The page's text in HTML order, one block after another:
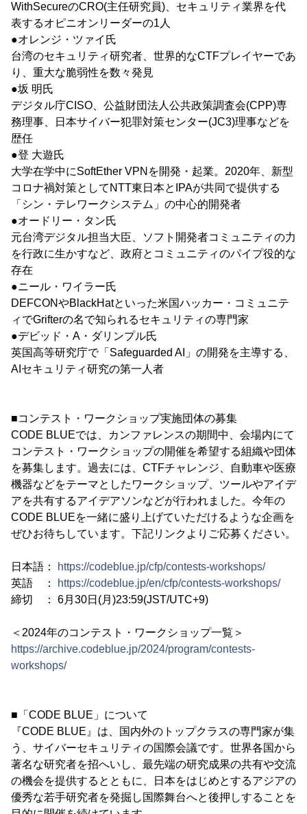
WithSecureのCRO(主任研究員)、セキュリティ業界を代
表するオピニオンリーダーの1人
●オレンジ・ツァイ氏
台湾のセキュリティ研究者、世界的なCTFプレイヤーであ
り、重大な脆弱性を数々発見
●坂 明氏
デジタル庁CISO、公益財団法人公共政策調査会(CPP)専
務理事、日本サイバー犯罪対策センター(JC3)理事などを
歴任
●登 大遊氏
大学在学中にSoftEther VPNを開発・起業。2020年、新型
コロナ禍対策としてNTT東日本とIPAが共同で提供する
「シン・テレワークシステム」の中心的開発者
●オードリー・タン氏
元台湾デジタル担当大臣、ソフト開発者コミュニティの力
を行政に生かすなど、政府とコミュニティのパイプ役的な
存在
●ニール・ワイラー氏
DEFCONやBlackHatといった米国ハッカー・コミュニテ
ィでGrifterの名で知られるセキュリティの専門家
●デビッド・A・ダリンプル氏
英国高等研究庁で「Safeguarded AI」の開発を主導する、
AIセキュリティ研究の第一人者
■コンテスト・ワークショップ実施団体の募集
CODE BLUEでは、カンファレンスの期間中、会場内にて
コンテスト・ワークショップの開催を希望する組織や団体
を募集します。過去には、CTFチャレンジ、自動車や医療
機器などをテーマとしたワークショップ、ツールやアイデ
アを共有するアイデアソンなどが行われました。今年の
CODE BLUEを一緒に盛り上げていただけるような企画を
ぜひお待ちしています。下記リンクよりご応募ください。
日本語：
https://codeblue.jp/cfp/contests-workshops/
英語 ：
https://codeblue.jp/en/cfp/contests-workshops/
締切 ： 6月30日(月)23:59(JST/UTC+9)
＜2024年のコンテスト・ワークショップ一覧＞
https://archive.codeblue.jp/2024/program/contests-
workshops/
■「CODE BLUE」について
『CODE BLUE』は、国内外のトップクラスの専門家が集
う、サイバーセキュリティの国際会議です。世界各国から
著名な研究者を招へいし、最先端の研究成果の共有や交流
の機会を提供するとともに、日本をはじめとするアジアの
優秀な若手研究者を発掘し国際舞台へと後押しすることを